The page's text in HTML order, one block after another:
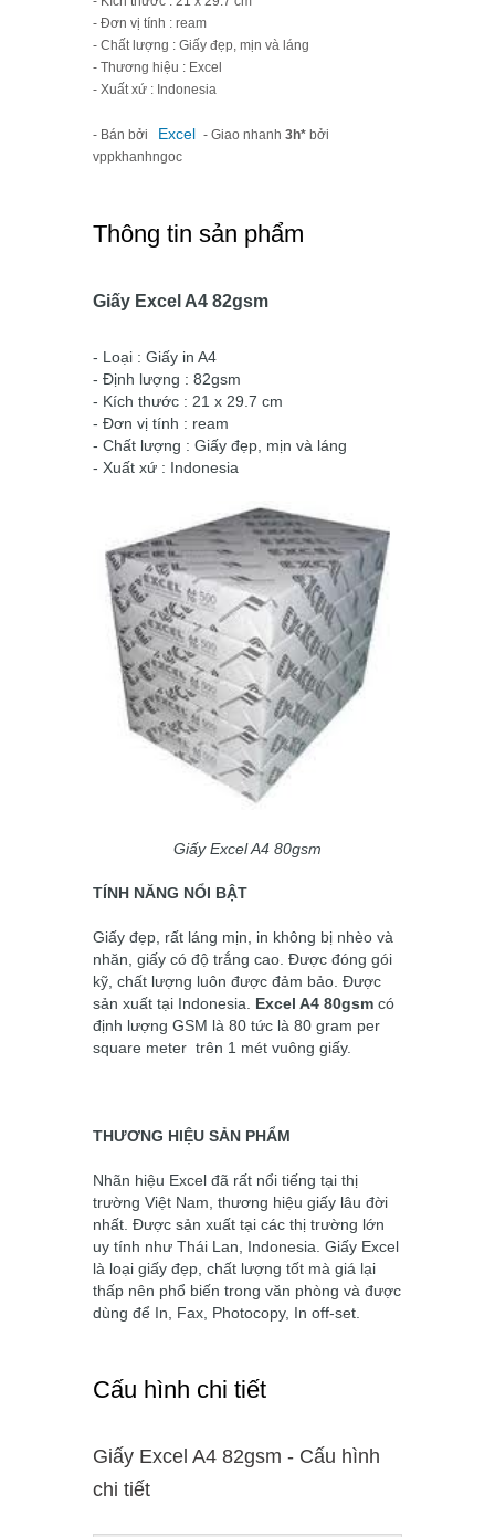
- Đơn vị tính : ream
- Chất lượng : Giấy đẹp, mịn và láng
- Thương hiệu : Excel
- Xuất xứ : Indonesia
- Bán bởi Excel - Giao nhanh 3h* bởi
vppkhanhngoc
Thông tin sản phẩm
Giấy Excel A4 82gsm
- Loại : Giấy in A4
- Định lượng : 82gsm
- Kích thước : 21 x 29.7 cm
- Đơn vị tính : ream
- Chất lượng : Giấy đẹp, mịn và láng
- Xuất xứ : Indonesia
Giấy Excel A4 80gsm
TÍNH NĂNG NỔI BẬT
Giấy đẹp, rất láng mịn, in không bị nhèo và
nhăn, giấy có độ trắng cao. Được đóng gói
kỹ, chất lượng luôn được đảm bảo. Được
sản xuất tại Indonesia. Excel A4 80gsm có
định lượng GSM là 80 tức là 80 gram per
square meter trên 1 mét vuông giấy.
THƯƠNG HIỆU SẢN PHẨM
Nhãn hiệu Excel đã rất nổi tiếng tại thị
trường Việt Nam, thương hiệu giấy lâu đời
nhất. Được sản xuất tại các thị trường lớn
uy tính như Thái Lan, Indonesia. Giấy Excel
là loại giấy đẹp, chất lượng tốt mà giá lại
thấp nên phổ biến trong văn phòng và được
dùng để In, Fax, Photocopy, In off-set.
Cấu hình chi tiết
Giấy Excel A4 82gsm - Cấu hình
chi tiết